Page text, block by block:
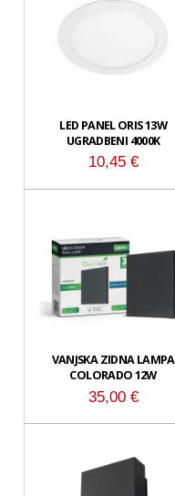
LED PANEL ORIS 13W
UGRADBENI 4000K
10,45 €
VANJSKA ZIDNA LAMPA
COLORADO 12W
35,00 €